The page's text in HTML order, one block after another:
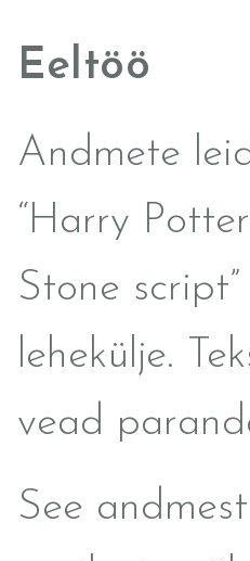
Eeltöö
Andmete
“Harry
Stone
lehekülje.
vead
See